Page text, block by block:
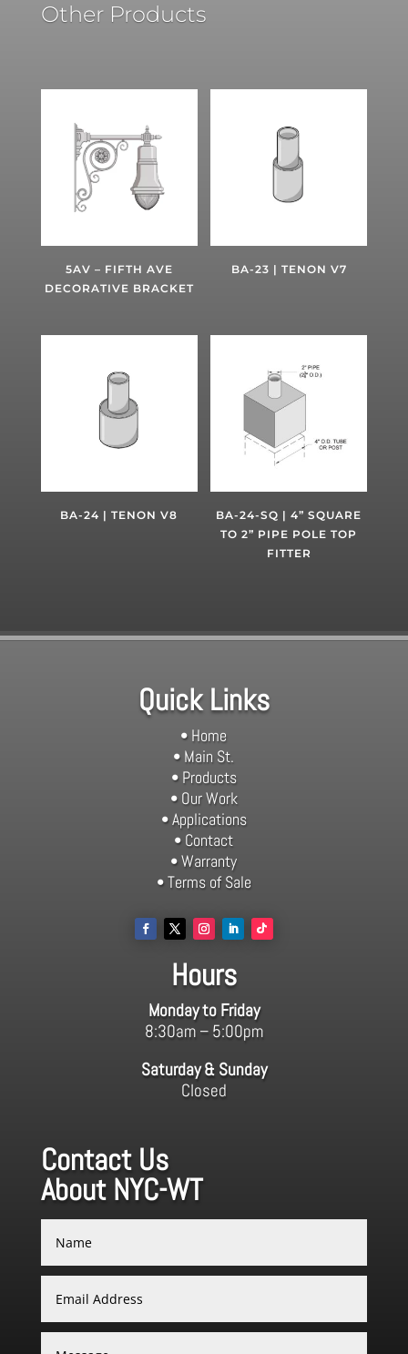
Other Products
5AV – FIFTH AVE
DECORATIVE BRACKET
BA-23 | TENON V7
BA-24 | TENON V8
BA-24-SQ | 4” SQUARE
TO 2” PIPE POLE TOP
FITTER
Quick Links
• Home
• Main St.
• Products
• Our Work
• Applications
• Contact
• Warranty
• Terms of Sale
Hours
Monday to Friday
8:30am – 5:00pm
Saturday & Sunday
Closed
Contact Us
About NYC-WT